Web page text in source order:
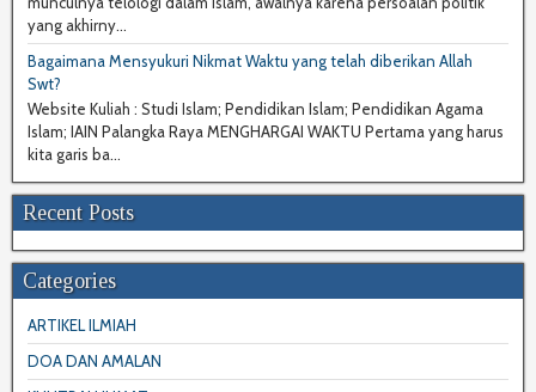
yang akhirny...
Bagaimana Mensyukuri Nikmat Waktu yang telah diberikan Allah
Swt?
Website Kuliah : Studi Islam; Pendidikan Islam; Pendidikan Agama
Islam; IAIN Palangka Raya MENGHARGAI WAKTU Pertama yang harus
kita garis ba...
Recent Posts
Categories
ARTIKEL ILMIAH
DOA DAN AMALAN